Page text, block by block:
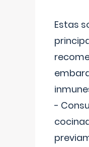
Estas
-